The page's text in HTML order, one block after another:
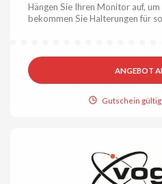
Hängen Sie Ihren Monitor auf,
bekommen Sie Halterungen für
ANGEBOT
Gutschein